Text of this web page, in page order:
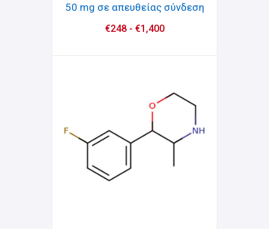
50 mg σε απευθείας σύνδεση
€248- €1,400